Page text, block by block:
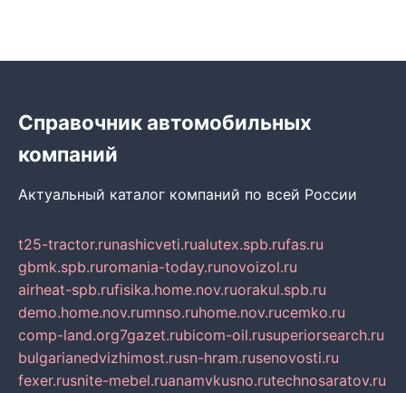
Справочник автомобильных
компаний
Актуальный каталог компаний по всей России
t25-tractor.runashicveti.rualutex.spb.rufas.ru
gbmk.spb.ruromania-today.runovoizol.ru
airheat-spb.rufisika.home.nov.ruorakul.spb.ru
demo.home.nov.rumnso.ruhome.nov.rucemko.ru
comp-land.org7gazet.rubicom-oil.rusuperiorsearch.ru
bulgarianedvizhimost.rusn-hram.rusenovosti.ru
fexer.rusnite-mebel.ruanamvkusno.rutechnosaratov.ru